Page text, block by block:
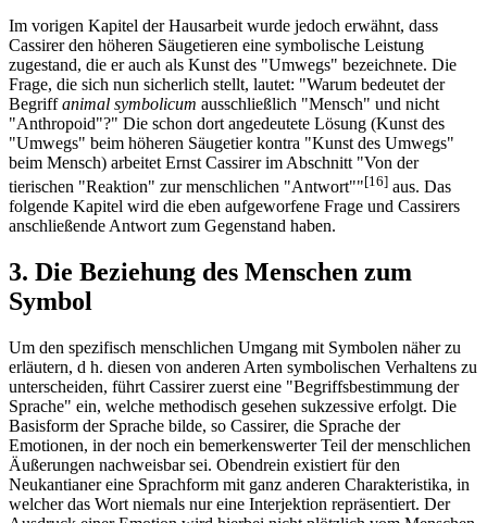
Im vorigen Kapitel der Hausarbeit wurde jedoch erwähnt, dass
Cassirer den höheren Säugetieren eine symbolische Leistung
zugestand, die er auch als Kunst des "Umwegs" bezeichnete. Die
Frage, die sich nun sicherlich stellt, lautet: "Warum bedeutet der
Begriffanimal symbolicum ausschließlich "Mensch" und nicht
"Anthropoid"?" Die schon dort angedeutete Lösung (Kunst des
"Umwegs" beim höheren Säugetier kontra "Kunst des Umwegs"
beim Mensch) arbeitet Ernst Cassirer im Abschnitt "Von der
tierischen "Reaktion" zur menschlichen "Antwort""[16] aus. Das
folgende Kapitel wird die eben aufgeworfene Frage und Cassirers
anschließende Antwort zum Gegenstand haben.
3. Die Beziehung des Menschen zum
Symbol
Um den spezifisch menschlichen Umgang mit Symbolen näher zu
erläutern, d h. diesen von anderen Arten symbolischen Verhaltens zu
unterscheiden, führt Cassirer zuerst eine "Begriffsbestimmung der
Sprache" ein, welche methodisch gesehen sukzessive erfolgt. Die
Basisform der Sprache bilde, so Cassirer, die Sprache der
Emotionen, in der noch ein bemerkenswerter Teil der menschlichen
Äußerungen nachweisbar sei. Obendrein existiert für den
Neukantianer eine Sprachform mit ganz anderen Charakteristika, in
welcher das Wort niemals nur eine Interjektion repräsentiert. Der